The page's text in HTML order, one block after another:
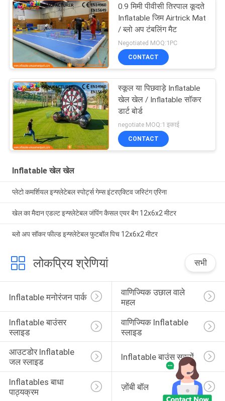
0.9 मिमी पीवीसी तिरपाल कूदते
Inflatable जिम Airtrick Mat
/ ब्लो अप टंबलिंग मैट
Negotiated MOQ:1PC
CONTACT
स्कूल या पिछवाड़े Inflatable
खेल खेल / Inflatable सॉकर
डार्ट बोर्ड
negotiate MOQ:1 इकाई
CONTACT
Inflatable खेल खेल
प्लेटो कमर्शियल इन्फ्लेटेबल स्पोर्ट्स गेम्स इंटरएक्टिव जस्टिंग एरिना
खेल का मैदान एडल्ट इन्फ्लेटेबल जंपिंग कैसल एयर बैग 12x6x2 मीटर
ब्लो अप सॉकर फील्ड इन्फ्लेटेबल फुटबॉल पिच 12x6x2 मीटर
लोकप्रिय श्रेणियां सभी
Inflatable मनोरंजन पार्क
वाणिज्यिक उछाल वाले
महल
Inflatable बाउंसर
स्लाइड
वाणिज्यिक Inflatable
स्लाइड
आउटडोर Inflatable
जल स्लाइड
Inflatable बाउंस सदनों
Inflatables बाधा
पाठ्यक्रम
ज़ोंबी बॉल